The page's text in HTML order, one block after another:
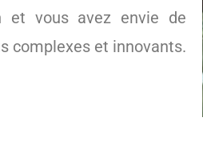
et vous avez envie de
complexes et innovants.